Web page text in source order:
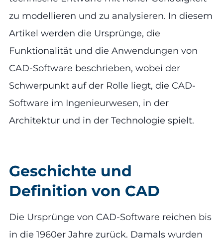
zu modellieren und zu analysieren. In diesem
Artikel werden die Ursprünge, die
Funktionalität und die Anwendungen von
CAD-Software beschrieben, wobei der
Schwerpunkt auf der Rolle liegt, die CAD-
Software im Ingenieurwesen, in der
Architektur und in der Technologie spielt.
Geschichte und
Definition von CAD
Die Ursprünge von CAD-Software reichen bis
in die 1960er Jahre zurück. Damals wurden